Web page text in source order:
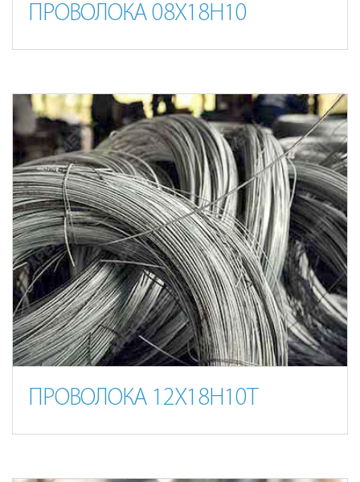
ПРОВОЛОКА 08Х18Н10
ПРОВОЛОКА 12Х18Н10Т